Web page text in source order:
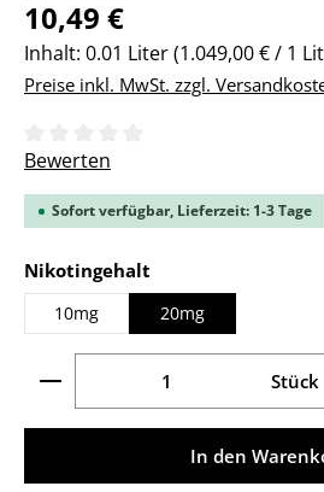
Regulärer Preis:
10,49 €
Inhalt: 0.01 Liter(1.049,00 € / 1
Preise inkl. MwSt. zzgl.
Durchschnittliche Bewertung von
Bewerten
Sofort verfügbar, Lieferzeit: 1-3 Tage
Nikotingehalt
10mg 20mg
Produkt Anzahl: Gib denStück
In den